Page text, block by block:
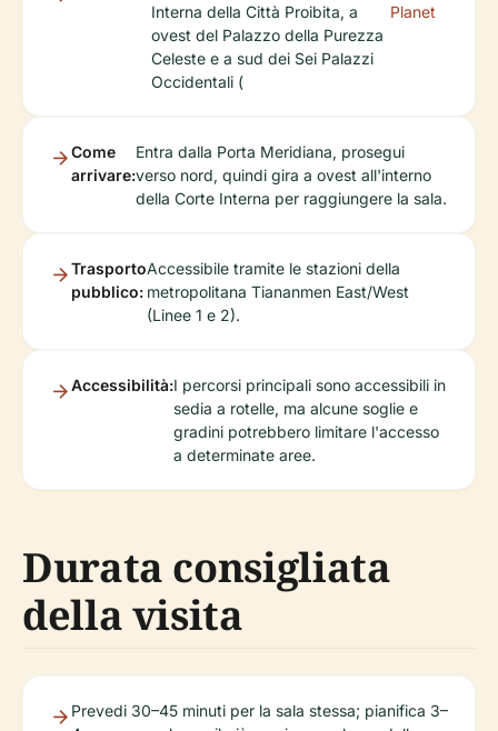
Interna della Città Proibita, a
ovest del Palazzo della Purezza
Celeste e a sud dei Sei Palazzi
Occidentali (
Planet
Come
arrivare:
Entra dalla Porta Meridiana, prosegui
verso nord, quindi gira a ovest all'interno
della Corte Interna per raggiungere la sala.
Trasporto
pubblico:
Accessibile tramite le stazioni della
metropolitana Tiananmen East/West
(Linee 1 e 2).
Accessibilità:I percorsi principali sono accessibili in
sedia a rotelle, ma alcune soglie e
gradini potrebbero limitare l'accesso
a determinate aree.
Durata consigliata
della visita
Prevedi 30–45 minuti per la sala stessa; pianifica 3–